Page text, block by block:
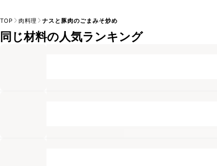
TOP 肉料理 ナスと豚肉のごまみそ炒め
同じ材料の人気ランキング